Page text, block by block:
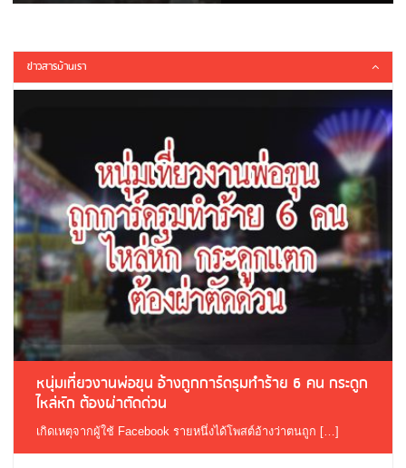
ข่าวสารบ้านเรา
หนุ่มเที่ยวงานพ่อขุน อ้างถูกการ์ดรุมทำร้าย 6 คน กระดูก
ไหล่หัก ต้องผ่าตัดด่วน
เกิดเหตุจากผู้ใช้ Facebook รายหนึ่งได้โพสต์อ้างว่าตนถูก […]